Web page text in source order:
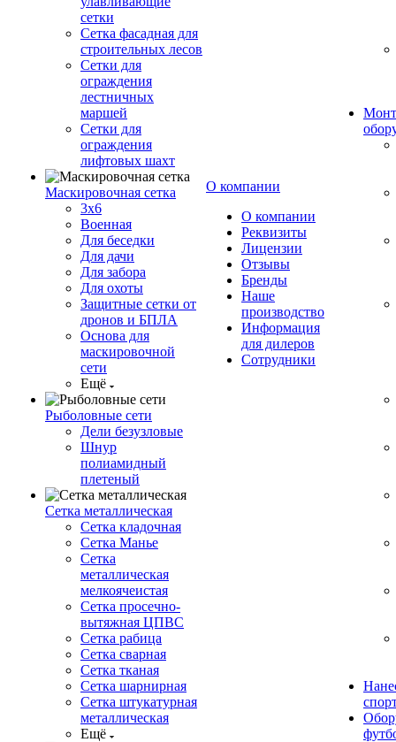
сетки
Сетка фасадная для
строительных лесов
Сетки для
ограждения
лестничных
маршей
Сетки для
ограждения
лифтовых шахт
Маскировочная сетка
3х6
Военная
Для беседки
Для дачи
Для забора
Для охоты
Защитные сетки от
дронов и БПЛА
Основа для
маскировочной
сети
Ещё
Рыболовные сети
Дели безузловые
Шнур
полиамидный
плетеный
Сетка металлическая
Сетка кладочная
Сетка Манье
Сетка
металлическая
мелкоячеистая
Сетка просечно-
вытяжная ЦПВС
Сетка рабица
Сетка сварная
Сетка тканая
Сетка шарнирная
Сетка штукатурная
металлическая
Ещё
О компании
О компании
Реквизиты
Лицензии
Отзывы
Бренды
Наше
производство
Информация
для дилеров
Сотрудники